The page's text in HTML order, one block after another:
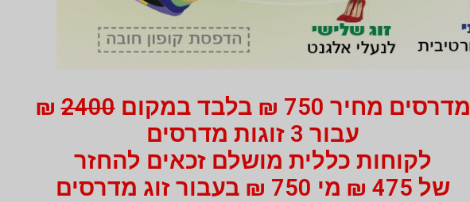
מדרסים מחיר 750 ₪ בלבד במקום 2400
₪
עבור 3 זוגות מדרסים
לקוחות כללית מושלם זכאים להחזר
של 475 ₪ מי 750 ₪ בעבור זוג מדרסים